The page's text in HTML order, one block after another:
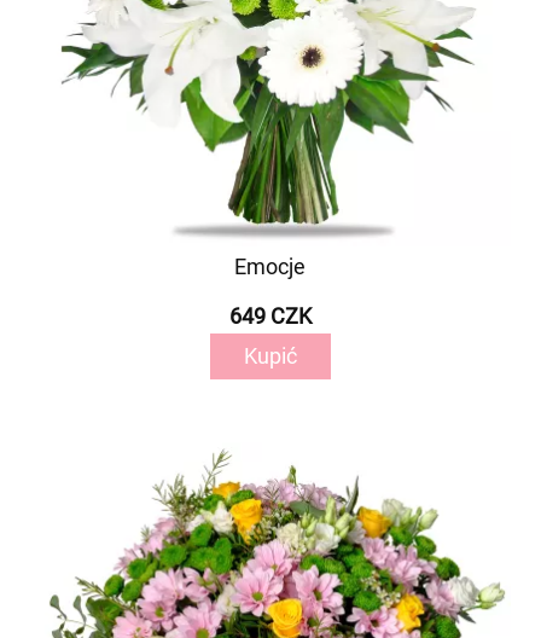
Emocje
649 CZK
Kupić